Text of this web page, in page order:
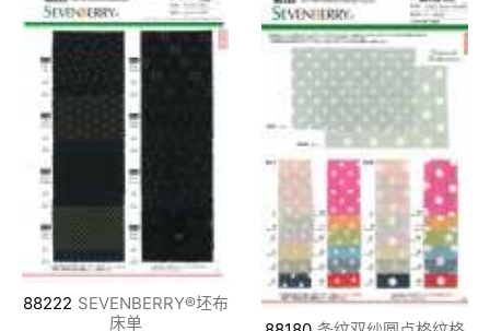
88222 SEVENBERRY®坯布
床单